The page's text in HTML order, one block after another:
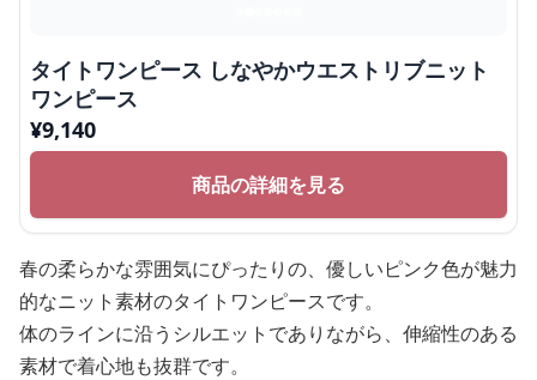
タイトワンピース しなやかウエストリブニット
ワンピース
¥9,140
商品の詳細を見る
春の柔らかな雰囲気にぴったりの、優しいピンク色が魅力
的なニット素材のタイトワンピースです。
体のラインに沿うシルエットでありながら、伸縮性のある
素材で着心地も抜群です。